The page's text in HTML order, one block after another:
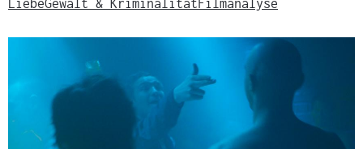
r
h
LiebeGewalt & KriminalitätFilmanalyse